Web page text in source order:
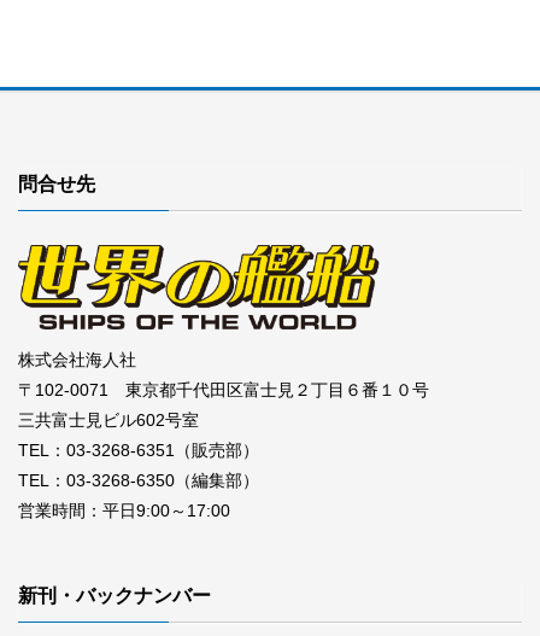
問合せ先
株式会社海人社
〒102-0071 東京都千代田区富士見２丁目６番１０号
三共富士見ビル602号室
TEL：03-3268-6351（販売部）
TEL：03-3268-6350（編集部）
営業時間：平日9:00～17:00
新刊・バックナンバー